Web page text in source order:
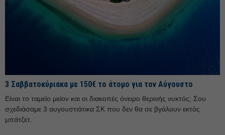
Αύγουστος 25
Μάρτιος 25
Φεβρουάριος 25
Ιανουάριος 25
3 Σαββατοκύριακα με 150€ το άτομο για τον Αύγουστο
Είναι το ταμείο μείον και οι διακοπές όνειρο θερινής νυκτός; Σου
σχεδιάσαμε 3 αυγουστιάτικα ΣΚ που δεν θα σε βγάλουν εκτός
μπάτζετ.